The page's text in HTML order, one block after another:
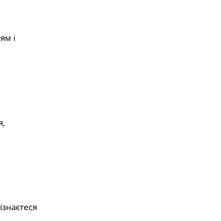
і